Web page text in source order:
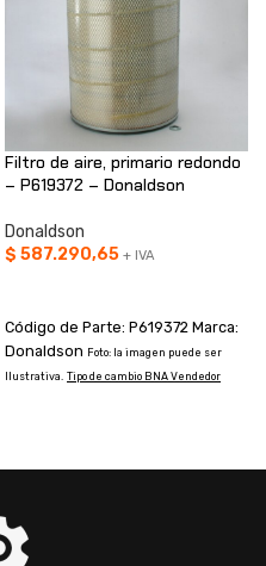
Filtro de aire, primario redondo
– P619372 – Donaldson
Donaldson
$ 587.290,65 + IVA
Código de Parte: P619372 Marca:
Donaldson Foto: la imagen puede ser
Ilustrativa. Tipo de cambio BNA Vendedor